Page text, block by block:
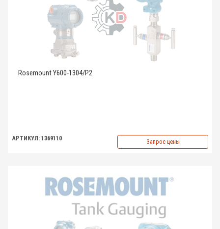
Rosemount Y600-1304/P2
АРТИКУЛ: 1369110 Запрос цены